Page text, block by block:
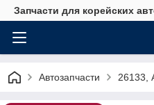
Запчасти для корейских
Автозапчасти 26133,